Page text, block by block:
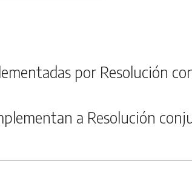
por Resolución
a Resolución